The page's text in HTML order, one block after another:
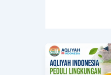
Aqliyah
Indonesia: